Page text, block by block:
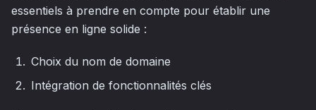
essentiels à prendre en compte pour établir une
présence en ligne solide :
Choix du nom de domaine
Intégration de fonctionnalités clés